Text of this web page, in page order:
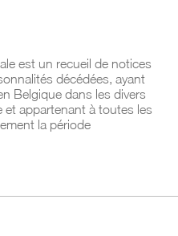
est un recueil de notices
décédées, ayant
Belgique dans les divers
et appartenant à toutes les
la période